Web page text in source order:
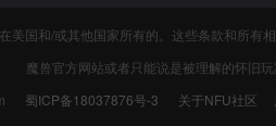
美国和/或其他国家所有的。这些条款和所有
魔兽官方网站或者只能说是被理解的怀旧玩
蜀ICP备18037876号-3 关于NFU社区